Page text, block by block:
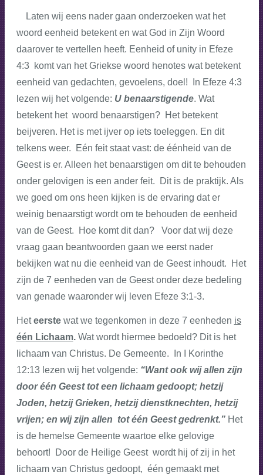
Laten wij eens nader gaan onderzoeken wat het
woord eenheid betekent en wat God in Zijn Woord
daarover te vertellen heeft. Eenheid of unity in Efeze
4:3 komt van het Griekse woord henotes wat betekent
eenheid van gedachten, gevoelens, doel! In Efeze 4:3
lezen wij het volgende: U benaarstigende. Wat
betekent het woord benaarstigen? Het betekent
beijveren. Het is met ijver op iets toeleggen. En dit
telkens weer. Eén feit staat vast: de éénheid van de
Geest is er. Alleen het benaarstigen om dit te behouden
onder gelovigen is een ander feit. Dit is de praktijk. Als
we goed om ons heen kijken is de ervaring dat er
weinig benaarstigt wordt om te behouden de eenheid
van de Geest. Hoe komt dit dan? Voor dat wij deze
vraag gaan beantwoorden gaan we eerst nader
bekijken wat nu die eenheid van de Geest inhoudt. Het
zijn de 7 eenheden van de Geest onder deze bedeling
van genade waaronder wij leven Efeze 3:1-3.
Heteerstewat we tegenkomen in deze 7 eenheden is
één Lichaam.Wat wordt hiermee bedoeld? Dit is het
lichaam van Christus. De Gemeente. In I Korinthe
12:13 lezen wij het volgende: “Want ook wij allen zijn
door één Geest tot een lichaam gedoopt; hetzij
Joden, hetzij Grieken, hetzij dienstknechten, hetzij
vrijen; en wij zijn allen tot één Geest gedrenkt.”Het
is de hemelse Gemeente waartoe elke gelovige
behoort! Door de Heilige Geest wordt hij of zij in het
lichaam van Christus gedoopt, één gemaakt met